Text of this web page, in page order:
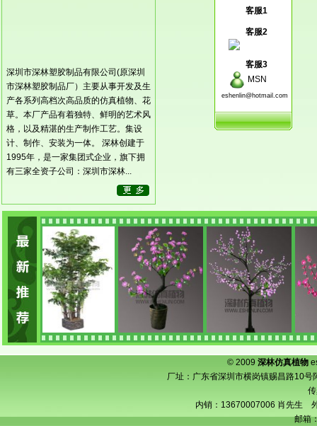
深圳市深林塑胶制品有限公司(原深圳
市深林塑胶制品厂）主要从事开发及生
产各系列高档次高品质的仿真植物、花
草。本厂产品有着独特、鲜明的艺术风
格，以及精湛的生产制作工艺。集设
计、制作、安装为一体。 深林创建于
1995年，是一家集团式企业，旗下拥
有三家全资子公司：深圳市深林...
© 2009深林仿真植物
厂址：广东省深圳市横岗镇赐昌路
内销：13670007006 肖先生
邮箱
客服1
客服2
客服3
MSN
eshenlin@hotmail.com